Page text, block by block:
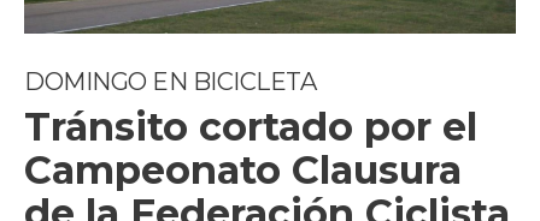
DOMINGO EN BICICLETA
Tránsito cortado por el
Campeonato Clausura